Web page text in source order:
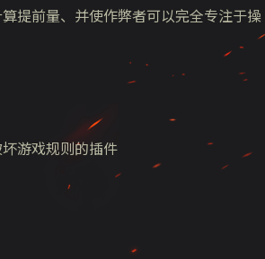
提前量、并使作弊者可以完全专注于操
游戏规则的插件